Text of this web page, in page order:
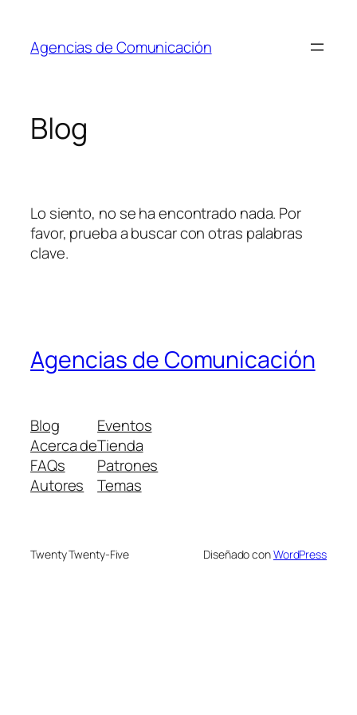
contenido
Agencias de Comunicación
Blog
Lo siento, no se ha encontrado nada. Por
favor, prueba a buscar con otras palabras
clave.
Agencias de Comunicación
Blog
Acerca de
FAQs
Autores
Eventos
Tienda
Patrones
Temas
Twenty Twenty-Five Diseñado conWordPress